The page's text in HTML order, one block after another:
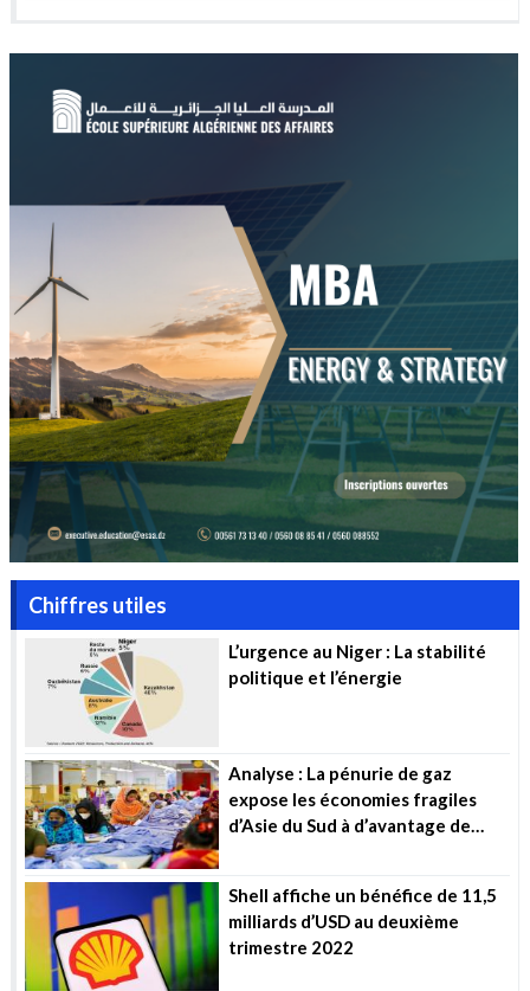
Chiffres utiles
L’urgence au Niger : La stabilité
politique et l’énergie
Analyse : La pénurie de gaz
expose les économies fragiles
d’Asie du Sud à d’avantage de
Shell affiche un bénéfice de 11,5
milliards d’USD au deuxième
trimestre 2022